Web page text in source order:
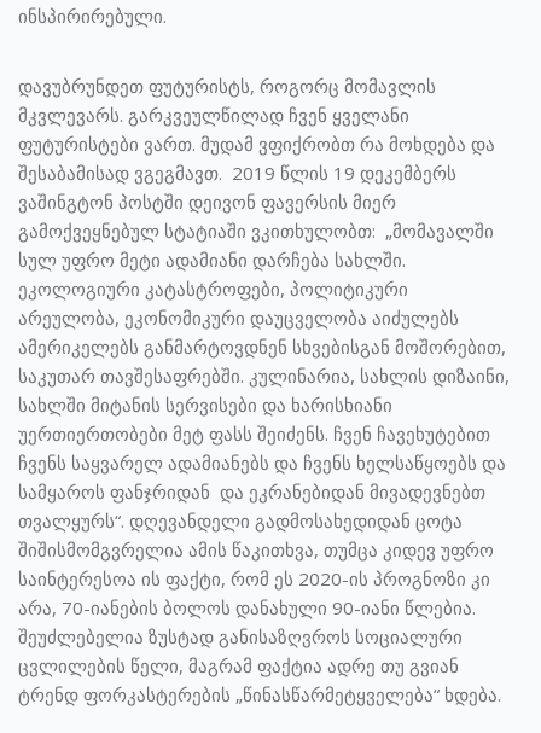
ინსპირირებული.
დავუბრუნდეთ ფუტურისტს, როგორც მომავლის
მკვლევარს. გარკვეულწილად ჩვენ ყველანი
ფუტურისტები ვართ. მუდამ ვფიქრობთ რა მოხდება და
შესაბამისად ვგეგმავთ. 2019 წლის 19 დეკემბერს
ვაშინგტონ პოსტში დეივონ ფავერსის მიერ
გამოქვეყნებულ სტატიაში ვკითხულობთ: „მომავალში
სულ უფრო მეტი ადამიანი დარჩება სახლში.
ეკოლოგიური კატასტროფები, პოლიტიკური
არეულობა, ეკონომიკური დაუცველობა აიძულებს
ამერიკელებს განმარტოვდნენ სხვებისგან მოშორებით,
საკუთარ თავშესაფრებში. კულინარია, სახლის დიზაინი,
სახლში მიტანის სერვისები და ხარისხიანი
უერთიერთობები მეტ ფასს შეიძენს. ჩვენ ჩავეხუტებით
ჩვენს საყვარელ ადამიანებს და ჩვენს ხელსაწყოებს და
სამყაროს ფანჯრიდან და ეკრანებიდან მივადევნებთ
თვალყურს“. დღევანდელი გადმოსახედიდან ცოტა
შიშისმომგვრელია ამის წაკითხვა, თუმცა კიდევ უფრო
საინტერესოა ის ფაქტი, რომ ეს 2020-ის პროგნოზი კი
არა, 70-იანების ბოლოს დანახული 90-იანი წლებია.
შეუძლებელია ზუსტად განისაზღვროს სოციალური
ცვლილების წელი, მაგრამ ფაქტია ადრე თუ გვიან
ტრენდ ფორკასტერების „წინასწარმეტყველება“ ხდება.